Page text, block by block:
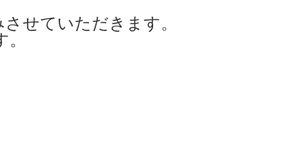
せていただきます。
。